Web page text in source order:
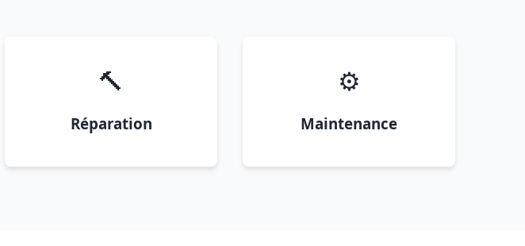
🔨
Réparation
⚙️
Maintenance